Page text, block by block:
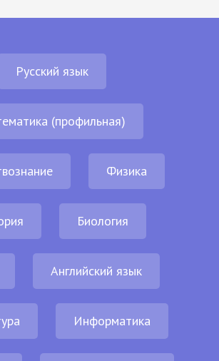
Русский язык
(профильная)
Физика
Биология
Английский язык
Информатика